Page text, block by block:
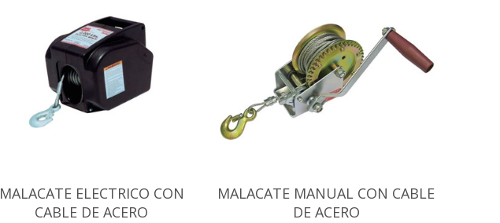
MALACATE ELECTRICO CON
CABLE DE ACERO
MALACATE MANUAL CON CABLE
DE ACERO